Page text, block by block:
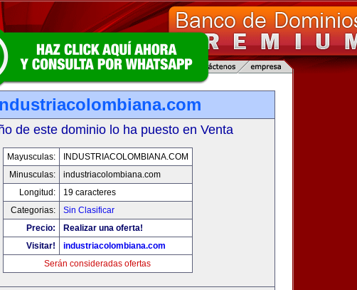
de este dominio lo ha puesto en Venta
Mayusculas:
INDUSTRIACOLOMBIANA.COM
Minusculas:
industriacolombiana.com
Longitud:
19 caracteres
Categorias:
Sin Clasificar
Precio:
Realizar una oferta!
Visitar!
industriacolombiana.com
Serán consideradas ofertas